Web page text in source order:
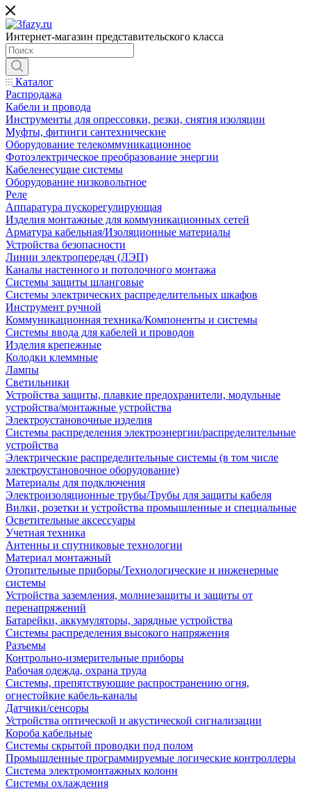
Интернет-магазин представительского класса
Каталог
Распродажа
Кабели и провода
Инструменты для опрессовки, резки, снятия изоляции
Муфты, фитинги сантехнические
Оборудование телекоммуникационное
Фотоэлектрическое преобразование энергии
Кабеленесущие системы
Оборудование низковольтное
Реле
Аппаратура пускорегулирующая
Изделия монтажные для коммуникационных сетей
Арматура кабельная/Изоляционные материалы
Устройства безопасности
Линии электропередач (ЛЭП)
Каналы настенного и потолочного монтажа
Системы защиты шланговые
Системы электрических распределительных шкафов
Инструмент ручной
Коммуникационная техника/Компоненты и системы
Системы ввода для кабелей и проводов
Изделия крепежные
Колодки клеммные
Лампы
Светильники
Устройства защиты, плавкие предохранители, модульные
устройства/монтажные устройства
Электроустановочные изделия
Системы распределения электроэнергии/распределительные
устройства
Электрические распределительные системы (в том числе
электроустановочное оборудование)
Материалы для подключения
Электроизоляционные трубы/Трубы для защиты кабеля
Вилки, розетки и устройства промышленные и специальные
Осветительные аксессуары
Учетная техника
Антенны и спутниковые технологии
Материал монтажный
Отопительные приборы/Технологические и инженерные
системы
Устройства заземления, молниезащиты и защиты от
перенапряжений
Батарейки, аккумуляторы, зарядные устройства
Системы распределения высокого напряжения
Разъемы
Контрольно-измерительные приборы
Рабочая одежда, охрана труда
Системы, препятствующие распространению огня,
огнестойкие кабель-каналы
Датчики/сенсоры
Устройства оптической и акустической сигнализации
Короба кабельные
Системы скрытой проводки под полом
Промышленные программируемые логические контроллеры
Система электромонтажных колонн
Системы охлаждения